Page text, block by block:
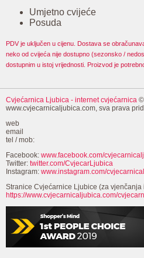
Umjetno cvijeće
Posuda
PDV je uključen u cijenu. Dostava se
neko od cvijeća nije dostupno (sezonsko /
dostupnim u istoj vrijednosti. Proizvod je
Cvjećarnica Ljubica - internet cvjećarnica ©
www.cvjecarnicaljubica.com, sva prava
web
email
tel / mob:
Facebook: www.facebook.com/
Twitter: twitter.com/CvjecarLjubica
Instagram: www.instagram.com/
Stranice Cvjećarnice Ljubice (za vjenčanja
https://www.cvjecarnicaljubica.com/